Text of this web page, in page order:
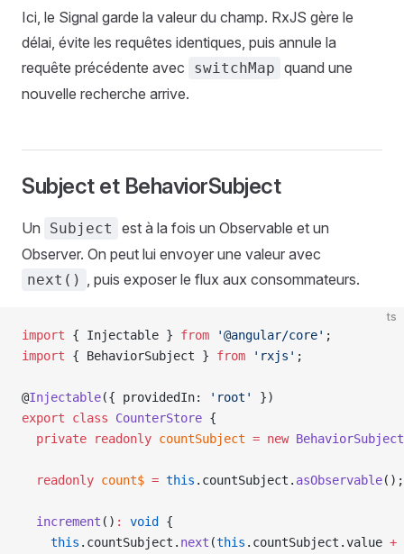
Ici, le Signal garde la valeur du champ. RxJS gère le
délai, évite les requêtes identiques, puis annule la
requête précédente avec
switchMap quand une
nouvelle recherche arrive.
Subject et BehaviorSubject
Un Subject
est à la fois un Observable et un
Observer. On peut lui envoyer une valeur avec
next() , puis exposer le flux aux consommateurs.
ts
import { Injectable } from '@angular/core' ;
import { BehaviorSubject } from 'rxjs' ;
@Injectable({ providedIn: 'root'
})
export class CounterStore {
  private
readonly countSubject = new BehaviorSubject
  readonly
count$ = this .countSubject. asObservable();
  increment
() : void
{
    this
.countSubject. next (this .countSubject.value +